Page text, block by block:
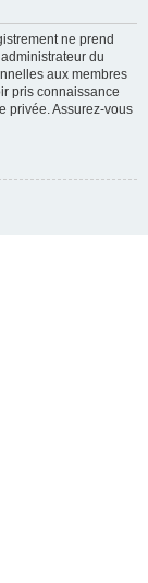
ne prend
du
aux membres
pris connaissance
privée. Assurez-vous